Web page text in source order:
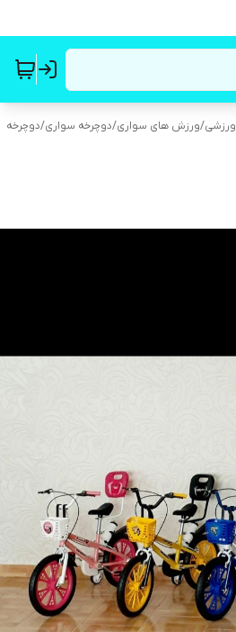
ورزشی/ورزش های سواری/دوچرخه سواری/دوچرخه